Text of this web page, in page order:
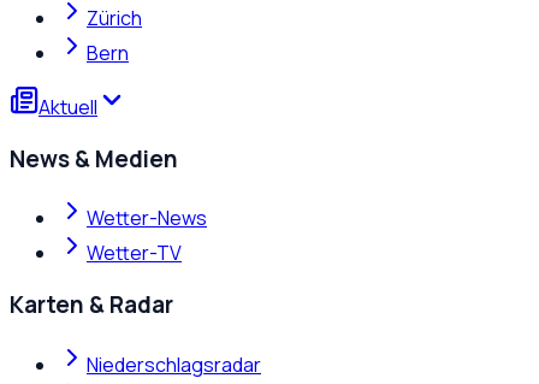
Zürich
Bern
Aktuell
News & Medien
Wetter-News
Wetter-TV
Karten & Radar
Niederschlagsradar